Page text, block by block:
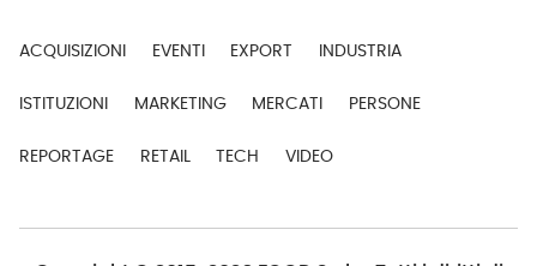
ACQUISIZIONI EVENTI EXPORT INDUSTRIA
ISTITUZIONI MARKETING MERCATI PERSONE
REPORTAGE RETAIL TECH VIDEO